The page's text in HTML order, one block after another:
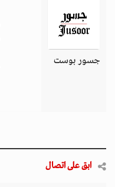
جسور بوست
ابق على اتصال